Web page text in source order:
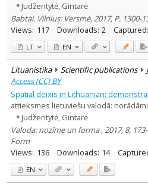
Judžentytė, Gintarė
Babtai. Vilnius: Versmė, 2017, P. 1300-
Views: 117 Downloads: 2 Captured:
LT EN
Lituanistika Scientific publications
Access (CC) BY
Spatial deixis in Lithuanian:
attieksmes lietuviešu valodā:
Judžentytė, Gintarė
Valoda: nozīme un forma , 2017, 8,
Form
Views: 136 Downloads: 14
EN